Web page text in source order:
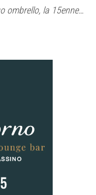
ombrello, la 15enne…